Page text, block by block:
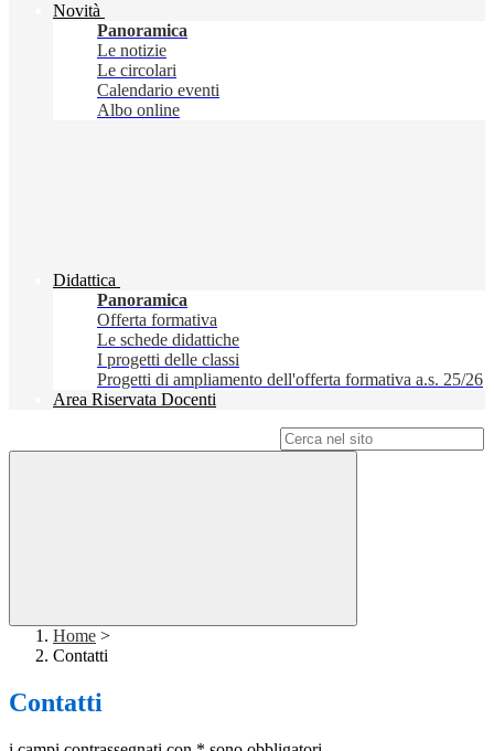
Novità
Panoramica
Le notizie
Le circolari
Calendario eventi
Albo online
Didattica
Panoramica
Offerta formativa
Le schede didattiche
I progetti delle classi
Progetti di ampliamento dell'offerta formativa a.s. 25/26
Area Riservata Docenti
Home >
Contatti
Contatti